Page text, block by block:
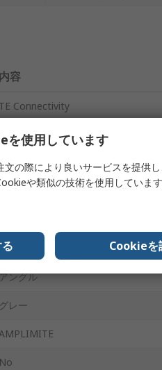
内容
TE Connectivity
Subバックシェル
Subバックシェル
ングル
グレー
No
を使用しています
の際により良いサービスを提供
や類似の技術を使用しています
Cookieを